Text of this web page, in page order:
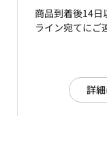
商品到着後14日
ライン宛てにご
詳